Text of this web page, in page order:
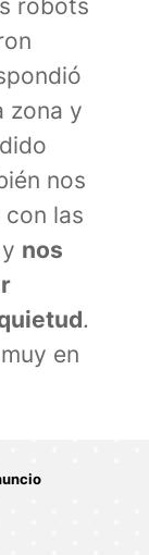
robots
zona y
nos
las
nos
.
en